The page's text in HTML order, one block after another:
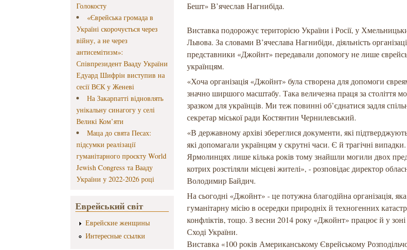
Голокосту
«Єврейська громада в
Україні скорочується через
війну, а не через
антисемітизм»:
Співпрезидент Вааду України
Едуард Шифрін виступив на
сесії ВЄК у Женеві
На Закарпатті відновлять
унікальну синагогу у селі
Великі Ком’яти
Маца до свята Песах:
підсумки реалізації
гуманітарного проєкту World
Jewish Congress та Вааду
України у 2022-2026 році
Еврейський світ
Еврейские женщины
Интересные ссылки
Бешт» В’ячеслав Нагнибіда.
Виставка подорожує територією України і Росії, у
Львова. За словами В’ячеслава Нагнибіди, діяльність
представники «Джойнт» передавали допомогу не лише
українцям.
«Хоча організація «Джойнт» була створена для допомоги
значно ширшого масштабу. Така величезна праця за століття
зразком для українців. Ми теж повинні об’єднатися задля
секретар міської ради Костянтин Чернилевський.
«В державному архіві збереглися документи, які
які допомагали українцям у скрутні часи. Є й трагічні
Ярмолинцях лише кілька років тому знайшли могили двох
котрих розстіляли місцеві жителі», - розповідає директор
Володимир Байдич.
На сьогодні «Джойнт» - це потужна благодійна організація,
гуманітарну місію в осередки природніх й техногенних
конфліктів, тощо. З весни 2014 року «Джойнт» працює й у
Сході України.
Виставка «100 років Американському Єврейському